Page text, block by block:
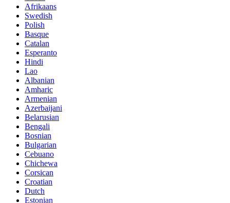
Afrikaans
Swedish
Polish
Basque
Catalan
Esperanto
Hindi
Lao
Albanian
Amharic
Armenian
Azerbaijani
Belarusian
Bengali
Bosnian
Bulgarian
Cebuano
Chichewa
Corsican
Croatian
Dutch
Estonian